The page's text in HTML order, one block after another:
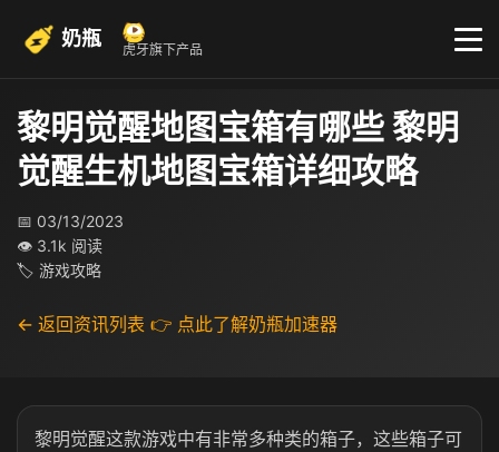
奶瓶 虎牙旗下产品
黎明觉醒地图宝箱有哪些 黎明
觉醒生机地图宝箱详细攻略
📅 03/13/2023
👁 3.1k 阅读
🏷 游戏攻略
← 返回资讯列表 👉 点此了解奶瓶加速器
黎明觉醒这款游戏中有非常多种类的箱子，这些箱子可